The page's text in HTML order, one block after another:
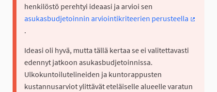
henkilöstö perehtyi ideaasi ja arvioi sen
asukasbudjetoinnin arviointikriteerien perusteella
.
Ideasi oli hyvä, mutta tällä kertaa se ei valitettavasti
edennyt jatkoon asukasbudjetoinnissa.
Ulkokuntoilutelineiden ja kuntorappusten
kustannusarviot ylittävät eteläiselle alueelle varatun